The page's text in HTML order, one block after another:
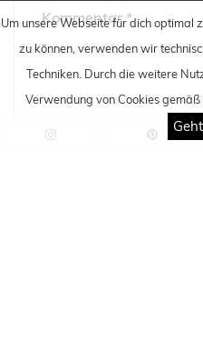
Um unsere Webseite für dich optimal
zu können, verwenden wir
Techniken . Durch die weitere
Verwendung von Cookies gemäß
Kommentar*